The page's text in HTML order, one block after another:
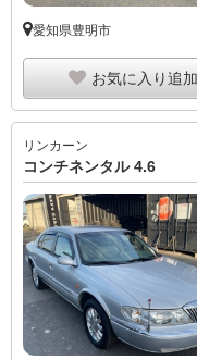
愛知県豊明市
お気に入り追加
リンカーン
コンチネンタル 4.6